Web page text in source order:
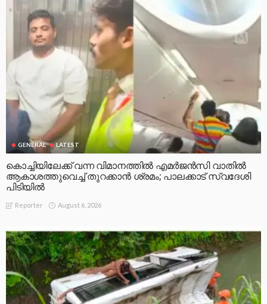
GENERAL LATEST
കൊച്ചിയിലേക്ക് വന്ന വിമാനത്തിൽ എമർജൻസി വാതിൽ
ആകാശത്തുവെച്ച് തുറക്കാൻ ശ്രമം; പാലക്കാട് സ്വദേശി
പിടിയിൽ
Reporter August 6, 2026